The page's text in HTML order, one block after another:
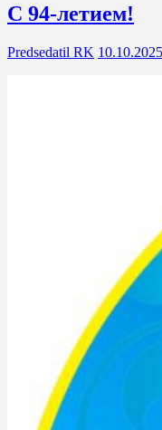
С 94-летием!
Predsedatil RK 10.10.2025